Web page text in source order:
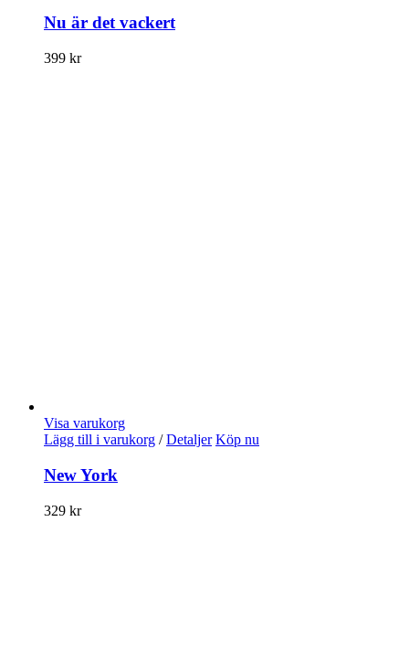
Nu är det vackert
399 kr
Visa varukorg
Lägg till i varukorg / Detaljer Köp nu
New York
329 kr